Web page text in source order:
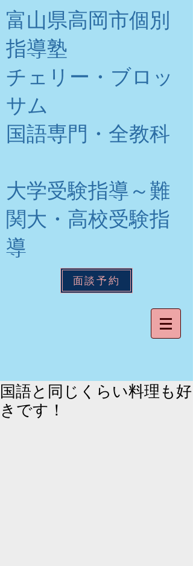
富山県高岡市個別
指導塾
チェリー・ブロッ
サム
​国語専門・全教科
大学受験指導～難
関大・高校受験指
導
面談予約
国語と同じくらい料理も好
きです！